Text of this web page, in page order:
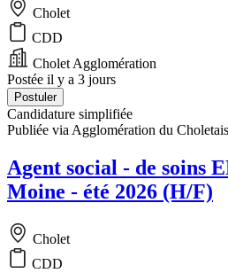
Cholet
CDD
Cholet Agglomération
Postée il y a 3 jours
Postuler
Candidature simplifiée
Publiée via Agglomération du Choletais
Agent social - de soins
Moine - été 2026 (H/F)
Cholet
CDD